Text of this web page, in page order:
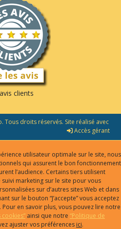
clients
Tous droits réservés. Site réalisé avec
Accès gérant
utilisateur optimale sur le site, nous
qui assurent le bon fonctionnement
l’audience. Certains tiers utilisent
marketing sur le site pour vous
sur d’autres sites Web et dans
sur le bouton “J’accepte” vous acceptez
Pour en savoir plus, vous pouvez lire notre
ainsi que notre “Politique de
ajuster vos préférences ici.